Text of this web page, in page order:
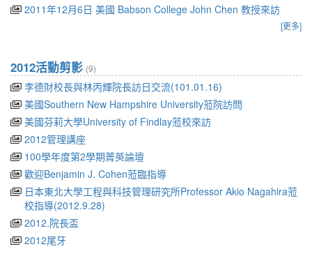
2011年12月6日 美國 Babson College John Chen 教授來訪
[更多]
2012活動剪影 (9)
李德財校長與林丙輝院長訪日交流(101.01.16)
美國Southern New Hampshire University蒞院訪問
美國芬莉大學University of Findlay蒞校來訪
2012管理講座
100學年度第2學期菁英論壇
歡迎Benjamin J. Cohen蒞臨指導
日本東北大學工程與科技管理研究所Professor Akio Nagahira蒞
校指導(2012.9.28)
2012.院長盃
2012尾牙